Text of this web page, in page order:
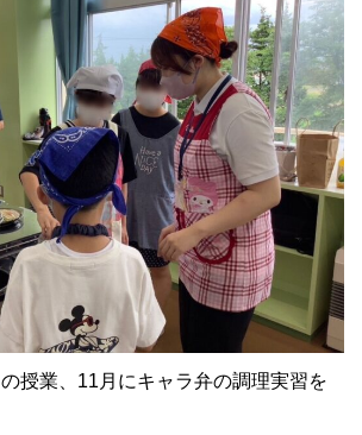
授業、11月にキャラ弁の調理実習を